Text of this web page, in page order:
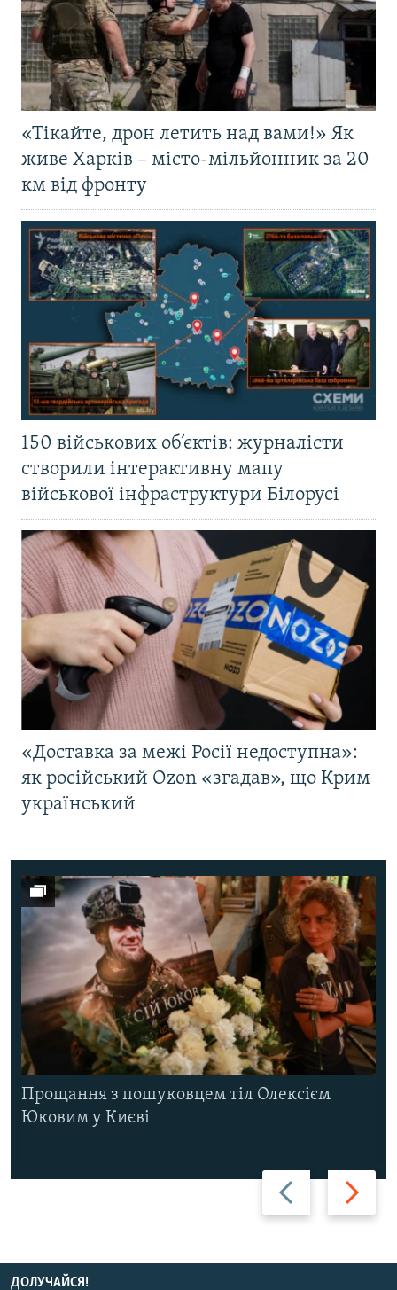
«Тікайте, дрон летить над вами!» Як
живе Харків – місто-мільйонник за 20
км від фронту
150 військових об’єктів: журналісти
створили інтерактивну мапу
військової інфраструктури Білорусі
«Доставка за межі Росії недоступна»:
як російський Ozon «згадав», що Крим
український
Назад Вперед
Прощання з пошуковцем тіл Олексієм
Юковим у Києві
ДОЛУЧАЙСЯ!